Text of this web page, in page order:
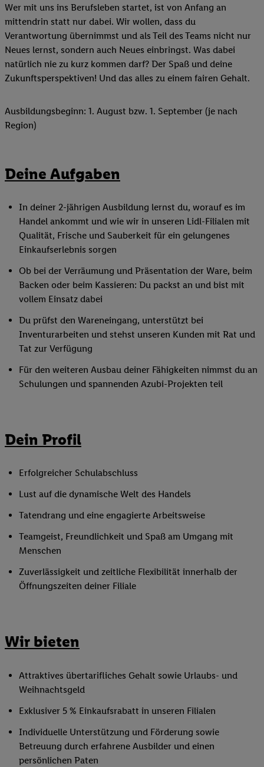
Wer mit uns ins Berufsleben startet, ist von Anfang an
mittendrin statt nur dabei. Wir wollen, dass du
Verantwortung übernimmst und als Teil des Teams nicht nur
Neues lernst, sondern auch Neues einbringst. Was dabei
natürlich nie zu kurz kommen darf? Der Spaß und deine
Zukunftsperspektiven! Und das alles zu einem fairen Gehalt.
Ausbildungsbeginn: 1. August bzw. 1. September (je nach
Region)
Deine Aufgaben
In deiner 2-jährigen Ausbildung lernst du, worauf es im
Handel ankommt und wie wir in unseren Lidl-Filialen mit
Qualität, Frische und Sauberkeit für ein gelungenes
Einkaufserlebnis sorgen
Ob bei der Verräumung und Präsentation der Ware, beim
Backen oder beim Kassieren: Du packst an und bist mit
vollem Einsatz dabei
Du prüfst den Wareneingang, unterstützt bei
Inventurarbeiten und stehst unseren Kunden mit Rat und
Tat zur Verfügung
Für den weiteren Ausbau deiner Fähigkeiten nimmst du an
Schulungen und spannenden Azubi-Projekten teil
Dein Profil
Erfolgreicher Schulabschluss
Lust auf die dynamische Welt des Handels
Tatendrang und eine engagierte Arbeitsweise
Teamgeist, Freundlichkeit und Spaß am Umgang mit
Menschen
Zuverlässigkeit und zeitliche Flexibilität innerhalb der
Öffnungszeiten deiner Filiale
Wir bieten
Attraktives übertarifliches Gehalt sowie Urlaubs- und
Weihnachtsgeld
Exklusiver 5 % Einkaufsrabatt in unseren Filialen
Individuelle Unterstützung und Förderung sowie
Betreuung durch erfahrene Ausbilder und einen
persönlichen Paten